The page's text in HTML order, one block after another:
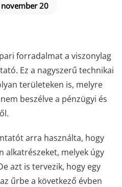
20
forradalmat a viszonylag
Ez a nagyszerű technikai
területeken is, melyre
beszélve a pénzügyi és
arra használta, hogy
alkatrészeket, melyek úgy
azt is tervezik, hogy egy
űrbe a következő évben